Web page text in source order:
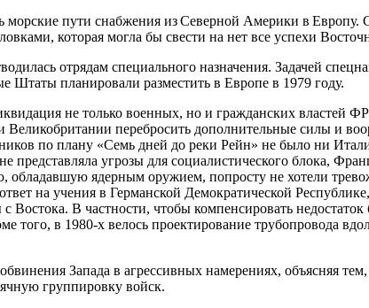
морские пути снабжения из Северной Америки в
которая могла бы свести на нет все успехи
отрядам специального назначения. Задачей
Штаты планировали разместить в Европе в 1979 году.
не только военных, но и гражданских властей
перебросить дополнительные силы и
по плану «Семь дней до реки Рейн» не было ни
представляла угрозы для социалистического блока,
обладавшую ядерным оружием, попросту не хотели
на учения в Германской Демократической
В частности, чтобы компенсировать
в 1980-х велось проектирование трубопровода
Запада в агрессивных намерениях, объясняя
группировку войск.